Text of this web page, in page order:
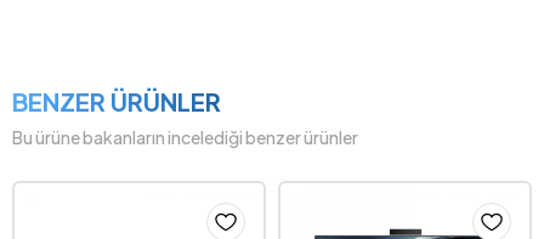
BENZER ÜRÜNLER
Bu ürüne bakanların incelediği benzer ürünler